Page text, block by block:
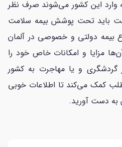
این کشور می‌شوند صرف نظر
باید تحت پوشش بیمه سلامت
بیمه دولتی و خصوصی در آلمان
مزایا و امکانات خاص خود را
گردشگری و یا مهاجرت به کشور
کمک می‌کند تا اطلاعات خوبی
به دست آورید.